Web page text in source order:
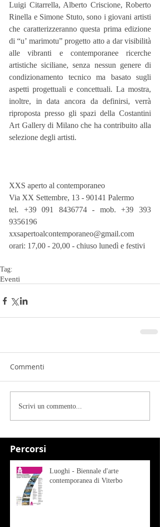
Percorsi
Luigi Citarrella, Alberto Criscione, Roberto
Rinella e Simone Stuto, sono i giovani artisti
che caratterizzeranno questa prima edizione
di “u’ marimotu” progetto atto a dar visibilità
alle vibranti e contemporanee ricerche
artistiche siciliane, senza nessun genere di
condizionamento tecnico ma basato sugli
aspetti progettuali e concettuali. La mostra,
inoltre, in data ancora da definirsi, verrà
riproposta presso gli spazi della Costantini
Art Gallery di Milano che ha contribuito alla
selezione degli artisti.
XXS aperto al contemporaneo
Via XX Settembre, 13 - 90141 Palermo
tel. +39 091 8436774 - mob. +39 393
9356196
xxsapertoalcontemporaneo@gmail.com
orari: 17,00 - 20,00 - chiuso lunedì e festivi
Tag:
Eventi
Commenti
Scrivi un commento...
Luoghi - Biennale d'arte
contemporanea di Viterbo